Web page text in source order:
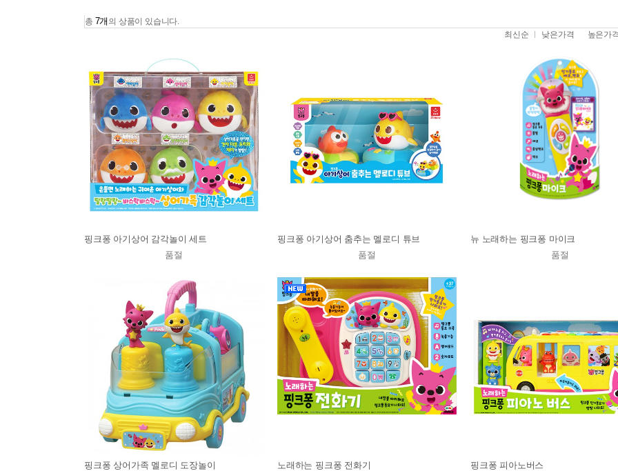
총 7개 의 상품이 있습니다.
최신순
낮은가격 높은가
핑크퐁 아기상어 감각놀이 세트
품절
핑크퐁 아기상어 춤추는 멜로디 튜브
품절
뉴 노래하는 핑크퐁 마이크
품절
핑크퐁 상어가족 멜로디 도장놀이
노래하는 핑크퐁 전화기
핑크퐁 피아노버스